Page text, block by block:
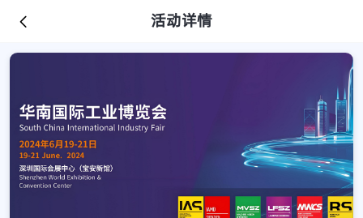
活动详情